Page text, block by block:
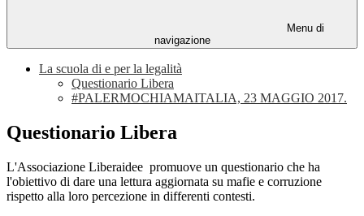
Menu di
navigazione
La scuola di e per la legalità
Questionario Libera
#PALERMOCHIAMAITALIA, 23 MAGGIO 2017.
Questionario Libera
L'Associazione Liberaidee promuove un questionario che ha
l'obiettivo di dare una lettura aggiornata su mafie e corruzione
rispetto alla loro percezione in differenti contesti.